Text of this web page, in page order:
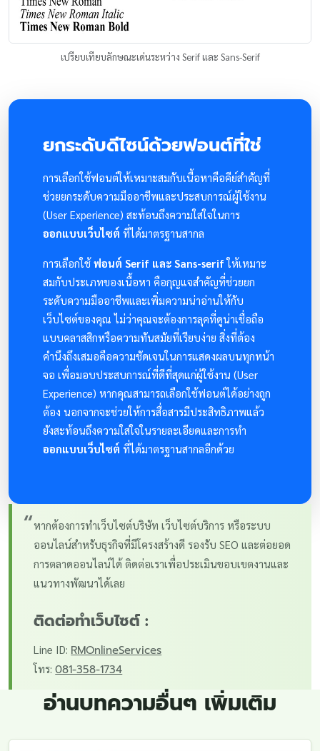
เปรียบเทียบลักษณะเด่นระหว่าง Serif และ Sans-Serif
ยกระดับดีไซน์ด้วยฟอนต์ที่ใช่
การเลือกใช้ฟอนต์ให้เหมาะสมกับเนื้อหาคือคีย์สำคัญที่
ช่วยยกระดับความมืออาชีพและประสบการณ์ผู้ใช้งาน
(User Experience) สะท้อนถึงความใส่ใจในการ
ออกแบบเว็บไซต์ ที่ได้มาตรฐานสากล
การเลือกใช้ฟอนต์ Serif และ Sans-serifให้เหมาะ
สมกับประเภทของเนื้อหา คือกุญแจสำคัญที่ช่วยยก
ระดับความมืออาชีพและเพิ่มความน่าอ่านให้กับ
เว็บไซต์ของคุณ ไม่ว่าคุณจะต้องการลุคที่ดูน่าเชื่อถือ
แบบคลาสสิกหรือความทันสมัยที่เรียบง่าย สิ่งที่ต้อง
คำนึงถึงเสมอคือความชัดเจนในการแสดงผลบนทุกหน้า
จอ เพื่อมอบประสบการณ์ที่ดีที่สุดแก่ผู้ใช้งาน (User
Experience) หากคุณสามารถเลือกใช้ฟอนต์ได้อย่างถูก
ต้อง นอกจากจะช่วยให้การสื่อสารมีประสิทธิภาพแล้ว
ยังสะท้อนถึงความใส่ใจในรายละเอียดและการทำ
ออกแบบเว็บไซต์ ที่ได้มาตรฐานสากลอีกด้วย
“หากต้องการทำเว็บไซต์บริษัท เว็บไซต์บริการ หรือระบบ
ออนไลน์สำหรับธุรกิจที่มีโครงสร้างดี รองรับ SEO และต่อยอด
การตลาดออนไลน์ได้ ติดต่อเราเพื่อประเมินขอบเขตงานและ
แนวทางพัฒนาได้เลย
ติดต่อทำเว็บไซต์ :
Line ID: RMOnlineServices
โทร:081-358-1734
อ่านบทความอื่นๆ เพิ่มเติม